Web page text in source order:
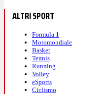
ALTRI SPORT
Formula 1
Motomondiale
Basket
Tennis
Running
Volley
eSports
Ciclismo